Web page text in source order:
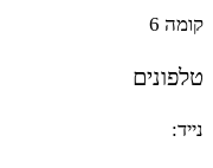
קומה 6
טלפונים
נייד: